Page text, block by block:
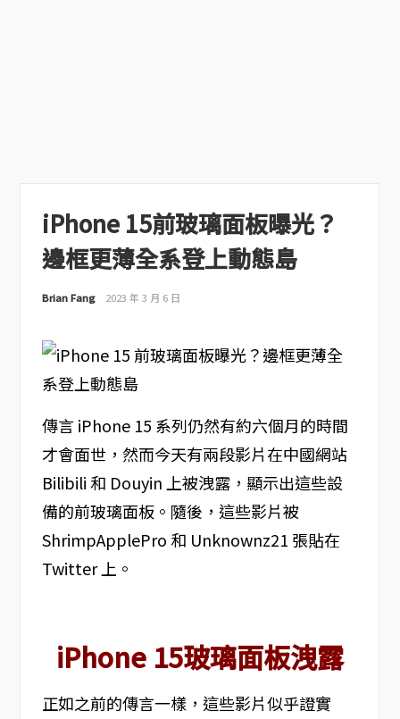
iPhone 15前玻璃面板曝光？
邊框更薄全系登上動態島
Brian Fang 2023 年 3 月 6 日
傳言 iPhone 15 系列仍然有約六個月的時間
才會面世，然而今天有兩段影片在中國網站
Bilibili 和 Douyin 上被洩露，顯示出這些設
備的前玻璃面板。隨後，這些影片被
ShrimpApplePro 和 Unknownz21 張貼在
Twitter 上。
iPhone 15玻璃面板洩露
正如之前的傳言一樣，這些影片似乎證實